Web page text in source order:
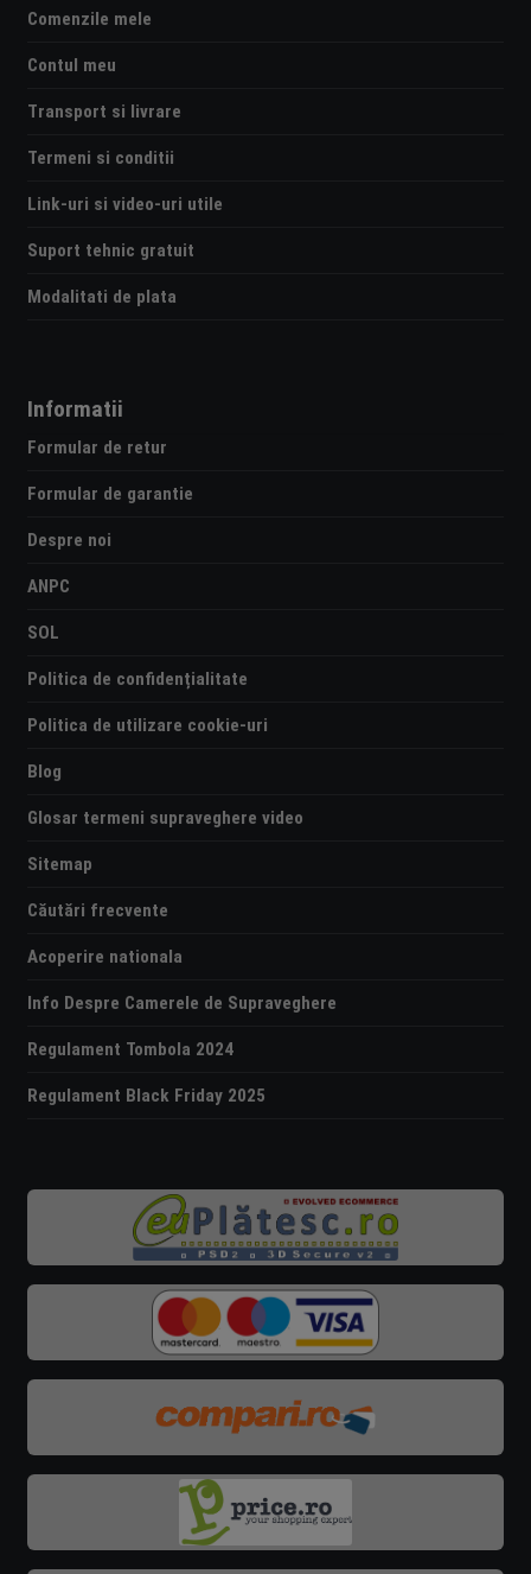
Comenzile mele
Contul meu
Transport si livrare
Termeni si conditii
Link-uri si video-uri utile
Suport tehnic gratuit
Modalitati de plata
Informatii
Formular de retur
Formular de garantie
Despre noi
ANPC
SOL
Politica de confidențialitate
Politica de utilizare cookie-uri
Blog
Glosar termeni supraveghere video
Sitemap
Căutări frecvente
Acoperire nationala
Info Despre Camerele de Supraveghere
Regulament Tombola 2024
Regulament Black Friday 2025